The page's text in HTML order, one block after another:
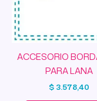
ACCESORIO
PARA LANA
$3.578,40